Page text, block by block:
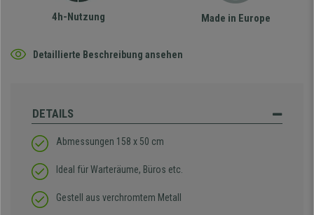
4h-Nutzung Made in Europe
Detaillierte Beschreibung ansehen
DETAILS
Abmessungen 158 x 50 cm
Ideal für Warteräume, Büros etc.
Gestell aus verchromtem Metall